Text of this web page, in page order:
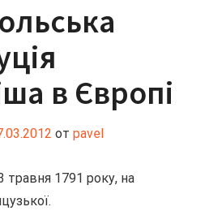
в Європі
от pavel
травня 1791 року, на